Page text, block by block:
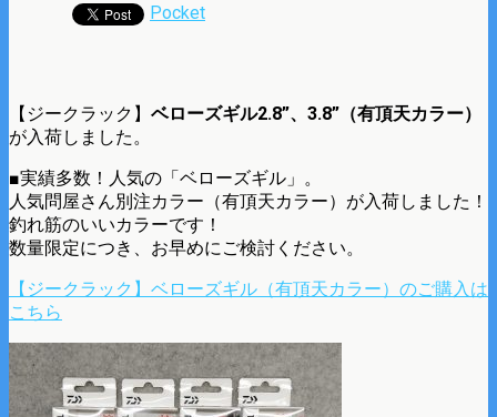
Pocket
【ジークラック】 ベローズギル2.8”、3.8”（有頂天カラー）
が入荷しました。
■実績多数！人気の「ベローズギル」。
人気問屋さん別注カラー（有頂天カラー）が入荷しました！
釣れ筋のいいカラーです！
数量限定につき、お早めにご検討ください。
【ジークラック】ベローズギル（有頂天カラー）のご購入は
こちら